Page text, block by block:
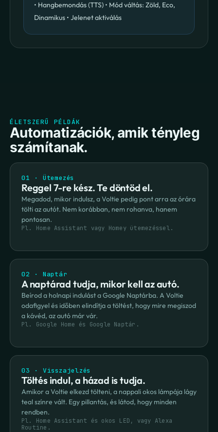
• Hangbemondás (TTS) • Mód váltás: Zöld, Eco,
Dinamikus • Jelenet aktiválás
ÉLETSZERŰ PÉLDÁK
Automatizációk, amik tényleg
számítanak.
01 · Ütemezés
Reggel 7-re kész. Te döntöd el.
Megadod, mikor indulsz, a Voltie pedig pont arra az órára
tölti az autót. Nem korábban, nem rohanva, hanem
pontosan.
Pl. Home Assistant vagy Homey ütemezéssel.
02 · Naptár
A naptárad tudja, mikor kell az autó.
Beírod a holnapi indulást a Google Naptárba. A Voltie
odafigyel és időben elindítja a töltést, hogy mire megiszod
a kávéd, az autó már vár.
Pl. Google Home és Google Naptár.
03 · Visszajelzés
Töltés indul, a házad is tudja.
Amikor a Voltie elkezd tölteni, a nappali okos lámpája lágy
teal színre vált. Egy pillantás, és látod, hogy minden
rendben.
Pl. Home Assistant és okos LED, vagy Alexa
Routine.